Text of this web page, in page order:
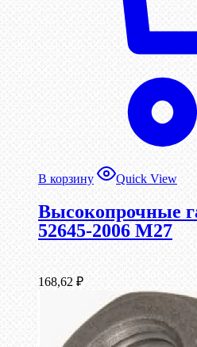
В корзину Quick View
Высокопрочные
52645-2006 М27
168,62 ₽